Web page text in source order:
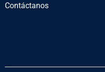
Contáctanos